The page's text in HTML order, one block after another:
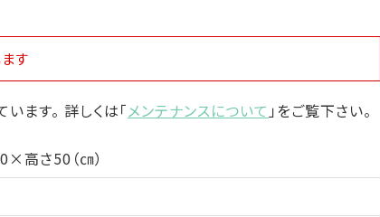
す
ます。 詳しくは「メンテナンスについて 」をご覧下さい。
高さ50（㎝）